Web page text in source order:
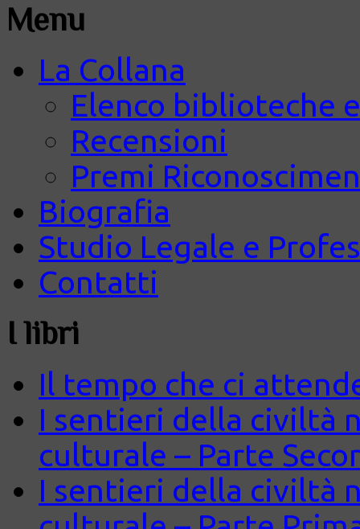
Menu
La Collana
Elenco biblioteche
Recensioni
Premi
Biografia
Studio Legale e
Contatti
I libri
Il tempo che ci
I sentieri della civiltà
culturale – Parte
I sentieri della civiltà